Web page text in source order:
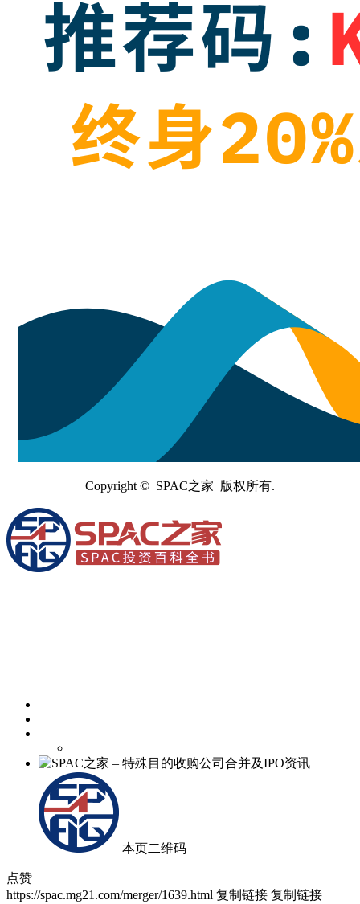
Copyright © SPAC之家 版权所有.
本页二维码
点赞
https://spac.mg21.com/merger/1639.html 复制链接 复制链接